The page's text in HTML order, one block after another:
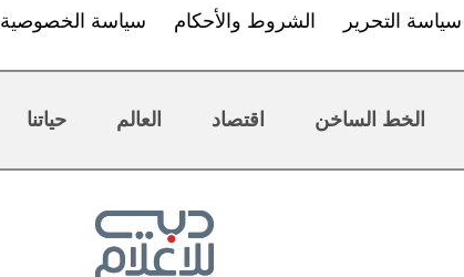
سياسة التحرير الشروط والأحكام سياسة الخصوصية
الخط الساخن اقتصاد العالم حياتنا